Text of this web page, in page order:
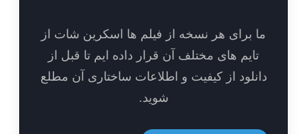
برای هر نسخه از فیلم ها اسکرین شات از
های مختلف آن قرار داده ایم تا قبل از
از کیفیت و اطلاعات ساختاری آن مطلع